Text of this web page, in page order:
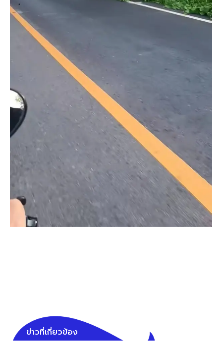
ข่าวที่เกี่ยวข้อง